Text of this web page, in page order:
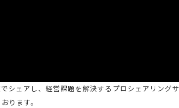
ェアし、経営課題を解決するプロシェアリングサ
ります。